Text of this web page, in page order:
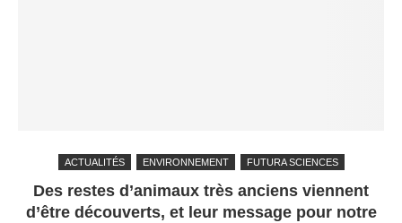
ACTUALITÉS ENVIRONNEMENT FUTURA SCIENCES
Des restes d’animaux très anciens viennent
d’être découverts, et leur message pour notre